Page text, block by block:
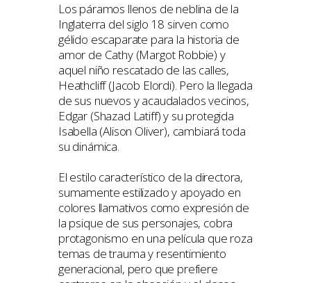
Los páramos llenos de neblina de la
Inglaterra del siglo 18 sirven como
gélido escaparate para la historia de
amor de Cathy (Margot Robbie) y
aquel niño rescatado de las calles,
Heathcliff (Jacob Elordi). Pero la llegada
de sus nuevos y acaudalados vecinos,
Edgar (Shazad Latiff) y su protegida
Isabella (Alison Oliver), cambiará toda
su dinámica.
El estilo característico de la directora,
sumamente estilizado y apoyado en
colores llamativos como expresión de
la psique de sus personajes, cobra
protagonismo en una película que roza
temas de trauma y resentimiento
generacional, pero que prefiere